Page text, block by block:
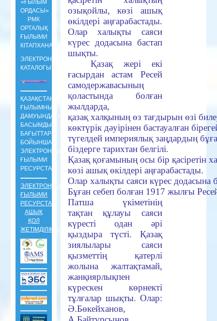
озықойлы, көзі ашық
өкілдері аңғарабастады.
Олар халықты саяси
күрес додасына бастап
шықты.
Қазақ жері екі
ғасырдан астам Ресей
самодержавасының
қоластында болған
жылдарда,
қазақ халқының өз тағдырын өзі
көктүрік дәуірінен бастауалған
түгелдей империялық заңдардың
біздерге тарихтан белгілі.
Қазақ қоғамының осы бір қасіретін
көзі ашық өкілдері аңғарабастады.
Олар халықты саяси күрес додасына
Бұған себеп болған 1917 жылғы
Патша үкіметінің
тақтан құлауы саяси
күресті одан әрі
қыздыра түсті. Қазақ
зиялылары саяси
қызметтің қатерлі
жолына жалтақтамай,
жанқиярлықпен
күрескен көрнекті
тұлғалар шықты. Олар:
Ә.Бөкейханов,
«ҒЫЛЫМ
ОРДАСЫ»
РМК
ОРТАЛЫҚ
ҒЫЛЫМИ
КIТАПХАНАСЫНЫҢ
ЭЛЕКТРОНДЫ
КАТАЛОГЫ
ҚАЗАҚСТАНДАҒЫ
ҒЫЛЫМНЫҢ
ДАМУЫНДАҒЫ
БАСЫМДЫ
БАҒЫТТАРЫ
БОЙЫНША
ЭЛЕКТРОНДЫ
ҒЫЛЫМИ
РЕСУРСТАР
ЭЛЕКТРОНДЫ
ҒЫЛЫМИ
РЕСУРСТАР
АШЫҚ
ҚОЛ
ЖЕТІМДІЛІКТЕ